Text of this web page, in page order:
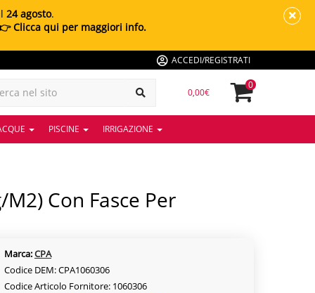
24 agosto.
Clicca qui per maggiori info.
ACCEDI/REGISTRATI
0,00€
0
PISCINE IRRIGAZIONE
Marca:CPA
Codice DEM: CPA1060306
Codice Articolo Fornitore: 1060306